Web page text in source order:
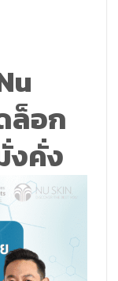
ล็อก
งคั่ง